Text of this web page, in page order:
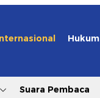
Hukum
Suara Pembaca